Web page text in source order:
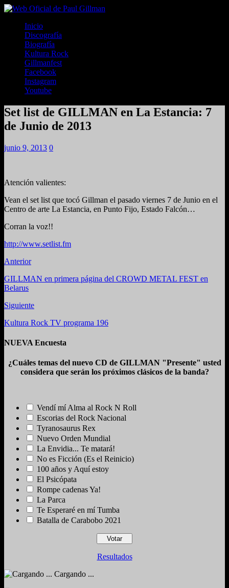
Inicio
Discografía
Biografía
Kultura Rock
Gillmanfest
Facebook
Instagram
Youtube
Set list de GILLMAN en La Estancia: 7
de Junio de 2013
junio 9, 2013 0
Atención valientes:
Vean el set list que tocó Gillman el pasado viernes 7 de Junio en el
Centro de arte La Estancia, en Punto Fijo, Estado Falcón…
Corran la voz!!
http://www.setlist.fm
Anterior
GILLMAN en primera página del CROWD METAL FEST en
Belarus
Siguiente
Kultura Rock TV programa 196
NUEVA Encuesta
¿Cuáles temas del nuevo CD de GILLMAN "Presente" usted
considera que serán los próximos clásicos de la banda?
Vendí mí Alma al Rock N Roll
Escorias del Rock Nacional
Tyranosaurus Rex
Nuevo Orden Mundial
La Envidia... Te matará!
No es Ficción (Es el Reinicio)
100 años y Aquí estoy
El Psicópata
Rompe cadenas Ya!
La Parca
Te Esperaré en mí Tumba
Batalla de Carabobo 2021
Resultados
Cargando ...